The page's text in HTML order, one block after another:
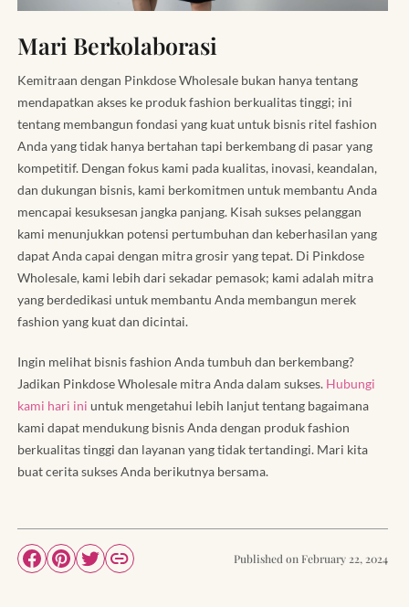
Mari Berkolaborasi
Kemitraan dengan Pinkdose Wholesale bukan hanya tentang
mendapatkan akses ke produk fashion berkualitas tinggi; ini
tentang membangun fondasi yang kuat untuk bisnis ritel fashion
Anda yang tidak hanya bertahan tapi berkembang di pasar yang
kompetitif. Dengan fokus kami pada kualitas, inovasi, keandalan,
dan dukungan bisnis, kami berkomitmen untuk membantu Anda
mencapai kesuksesan jangka panjang. Kisah sukses pelanggan
kami menunjukkan potensi pertumbuhan dan keberhasilan yang
dapat Anda capai dengan mitra grosir yang tepat. Di Pinkdose
Wholesale, kami lebih dari sekadar pemasok; kami adalah mitra
yang berdedikasi untuk membantu Anda membangun merek
fashion yang kuat dan dicintai.
Ingin melihat bisnis fashion Anda tumbuh dan berkembang?
Jadikan Pinkdose Wholesale mitra Anda dalam sukses. Hubungi
kami hari ini untuk mengetahui lebih lanjut tentang bagaimana
kami dapat mendukung bisnis Anda dengan produk fashion
berkualitas tinggi dan layanan yang tidak tertandingi. Mari kita
buat cerita sukses Anda berikutnya bersama.
Published on February 22, 2024